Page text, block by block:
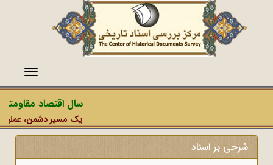
منو
سال اقتصاد
یک مسیر دشمن، عملیات
شرحی بر اسناد